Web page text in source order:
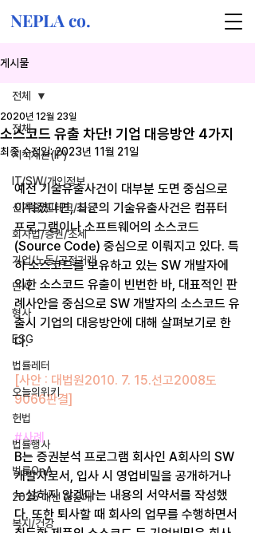
NEPLA co.
게시물
전체
지식재산(IP)
IT/SW/개인정보
신기술/핀테크/금융
회사법/증권/조세
기업/노동/공정거래
민사
형사
ESG
법률레터
오늘의위키
헌법
법률행사
법률QnA
2025 대선 한눈에
복지/건강
전체
소스코드 유출 차단! 기업 대응방안 4가지
2020년 12월 23일
최종 수정일:2023년 11월 21일
예전 기술유출사건이 대부분 도면 중심으로
이뤄졌다면, 최근의 기술유출사건은 컴퓨터
프로그램이나 소프트웨어의 소스코드
(Source Code) 중심으로 이뤄지고 있다. 특
히 소스코드를 보유하고 있는 SW 개발자에
의한 소스코드 유출이 빈번한 바, 대표적인 판
례사안을 중심으로 SW 개발자의 소스코드 유
출시 기업의 대응방안에 대해 살펴보기로 한
다.
[사안 : 대법원2010. 7. 15.선고2008도
9066판결]
#사례
B는 증권분석 프로그램 회사인 A회사의 SW
개발자로서, 입사 시 영업비밀을 공개하거나
누설하지 않겠다는 내용의 서약서를 작성했
다. 또한 퇴사할 때 회사의 업무를 수행하면서